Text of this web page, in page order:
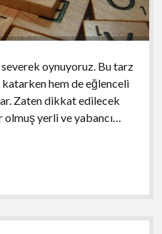
severek oynuyoruz. Bu tarz
hem de eğlenceli
Zaten dikkat edilecek
yerli ve yabancı…